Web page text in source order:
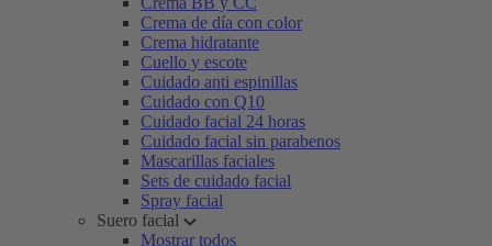
Crema de día con color
Crema hidratante
Cuello y escote
Cuidado anti espinillas
Cuidado con Q10
Cuidado facial 24 horas
Cuidado facial sin parabenos
Mascarillas faciales
Sets de cuidado facial
Spray facial
Suero facial
Mostrar todos